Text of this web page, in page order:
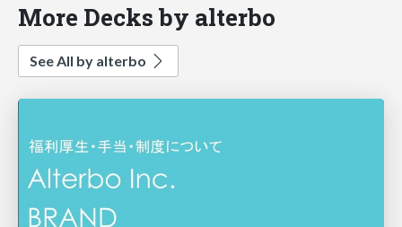
More Decks by alterbo
See All by alterbo